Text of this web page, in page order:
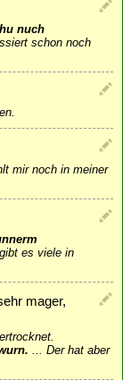
nuch
schon noch
mir noch in meiner
es viele in
mager,
Der hat aber